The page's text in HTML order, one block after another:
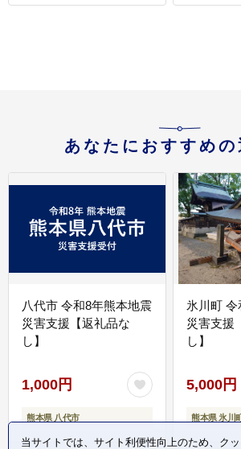
あなたにおすすめの
八代市 令和8年熊本地震
災害支援【返礼品な
し】
1,000円
熊本県 八代市
氷川町
災害支援
し】
5,000円
熊本県 氷川町
当サイトでは、サイト利便性向上のため、ク